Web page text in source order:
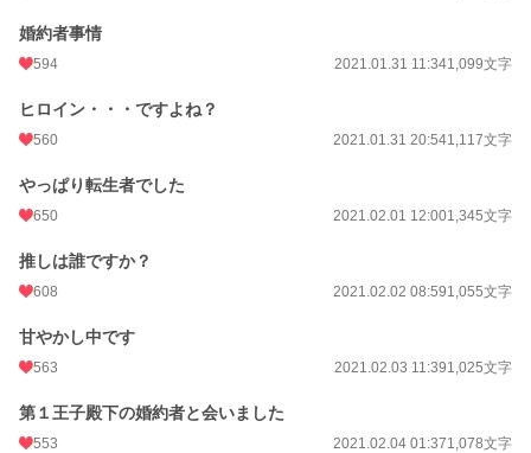
婚約者事情
594 2021.01.31 11:341,099文字
ヒロイン・・・ですよね？
560 2021.01.31 20:541,117文字
やっぱり転生者でした
650 2021.02.01 12:001,345文字
推しは誰ですか？
608 2021.02.02 08:591,055文字
甘やかし中です
563 2021.02.03 11:391,025文字
第１王子殿下の婚約者と会いました
553 2021.02.04 01:371,078文字